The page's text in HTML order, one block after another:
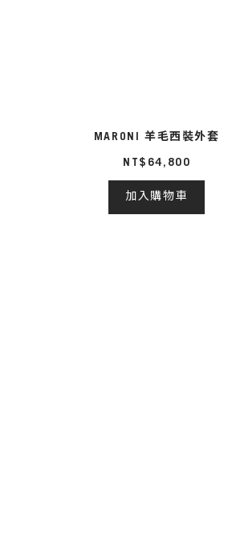
MARONI 羊毛西裝外套
NT$64,800
加入購物車